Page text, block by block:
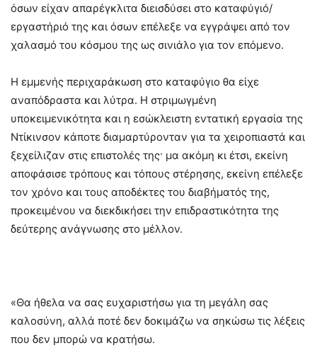
όσων είχαν απαρέγκλιτα διεισδύσει στο καταφύγιό/
εργαστήριό της και όσων επέλεξε να εγγράψει από τον
χαλασμό του κόσμου της ως σινιάλο για τον επόμενο.
Η εμμενής περιχαράκωση στο καταφύγιο θα είχε
αναπόδραστα και λύτρα. Η στριμωγμένη
υποκειμενικότητα και η εσώκλειστη εντατική εργασία της
Ντίκινσον κάποτε διαμαρτύρονταν για τα χειροπιαστά και
ξεχείλιζαν στις επιστολές της· μα ακόμη κι έτσι, εκείνη
αποφάσισε τρόπους και τόπους στέρησης, εκείνη επέλεξε
τον χρόνο και τους αποδέκτες του διαβήματός της,
προκειμένου να διεκδικήσει την επιδραστικότητα της
δεύτερης ανάγνωσης στο μέλλον.
«Θα ήθελα να σας ευχαριστήσω για τη μεγάλη σας
καλοσύνη, αλλά ποτέ δεν δοκιμάζω να σηκώσω τις λέξεις
που δεν μπορώ να κρατήσω.